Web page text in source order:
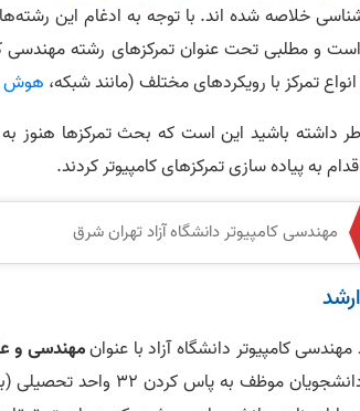
خلاصه شده اند. با توجه به ادغام این
است و مطلبی تحت عنوان تمرکزهای رشته
تمرکز‌ با رویکرد‌های مختلف (مانند شبکه، هوش
داشته باشید این است که بحث تمرکز‌ها
به پیاده سازی تمرکز‌های کامپیوتر کردند.
مهندسی کامپیوتر دانشگاه آزاد تهران شرق
کامپیوتر دانشگاه آزاد با عنوانمهندسی و